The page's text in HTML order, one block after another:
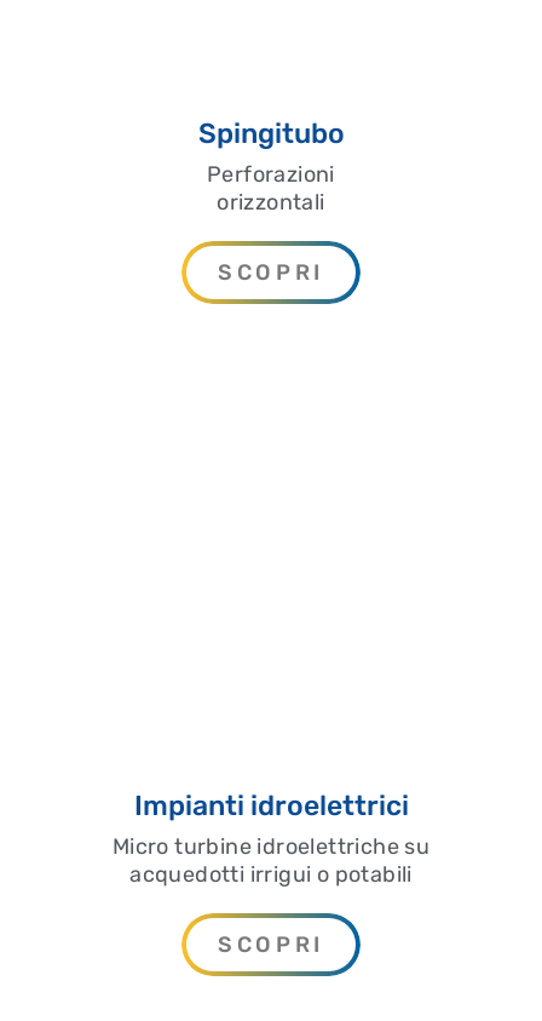
Spingitubo
Perforazioni
orizzontali
SCOPRI
Impianti idroelettrici
Micro turbine idroelettriche su
acquedotti irrigui o potabili
SCOPRI